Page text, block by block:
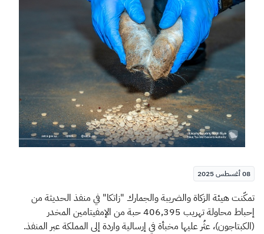
اقتراحات
الزكاة الجمارك
ضريبة القيمة المضافة
الإقرار الضريبي
التصرفات العقارية
08 أغسطس 2025
​​تمكّنت هيئة الزكاة والضريبة والجمارك "زاتكا" في منفذ الحديثة من
إحباط محاولة تهريب 406,395 حبة من الإمفيتامين المخدر
(الكبتاجون)، عثُر عليها مخبأة في إرسالية واردة إلى المملكة عبر المنفذ.